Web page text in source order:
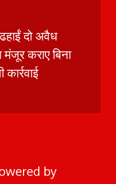
दो अवैध
कराए बिना
कार्रवाई
by